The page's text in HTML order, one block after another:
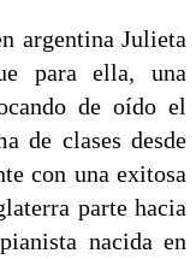
argentina Julieta
para ella, una
de oído el
de clases desde
con una exitosa
parte hacia
nacida en